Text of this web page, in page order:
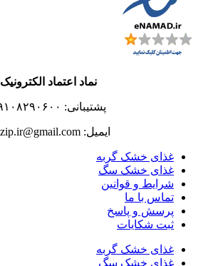
نماد اعتماد الکترونیک
پشتیبانی: ۰۹۱۰۸۲۹۰۶۰۰
ایمیل: petzip.ir@gmail.com
غذای خشک گربه
غذای خشک سگ
شرایط و قوانین
تماس با ما
پرسش و پاسخ
ثبت شکایات
غذای خشک گربه
غذای خشک سگ